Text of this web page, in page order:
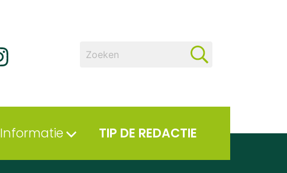
Informatie TIP DE REDACTIE